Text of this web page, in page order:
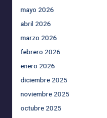
mayo 2026
abril 2026
marzo 2026
febrero 2026
enero 2026
diciembre 2025
noviembre 2025
octubre 2025